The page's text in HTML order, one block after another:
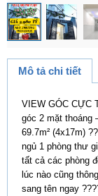
Mô tả chi tiết
VIEW GÓC CỰC
góc 2 mặt thoáng
69.7m² (4x17m)
ngủ 1 phòng thư
tất cả các phòng
lúc nào cũng
sang tên ngay